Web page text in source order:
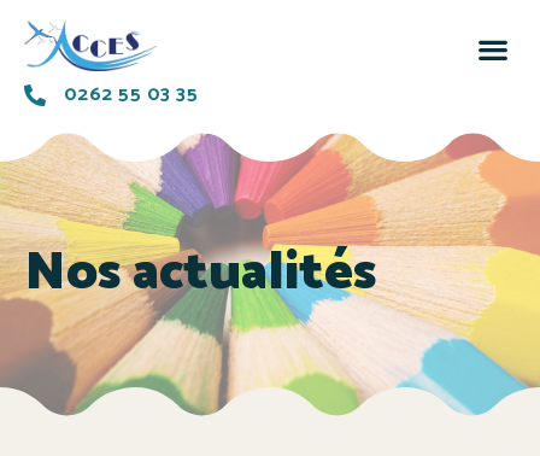
0262 55 03 35
Nos actualités